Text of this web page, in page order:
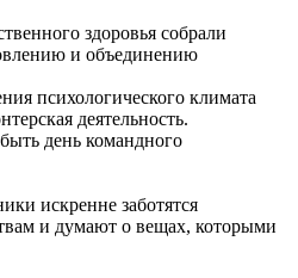
здоровья собрали
и объединению
психологического климата
деятельность.
день командного
искренне заботятся
и думают о вещах, которыми